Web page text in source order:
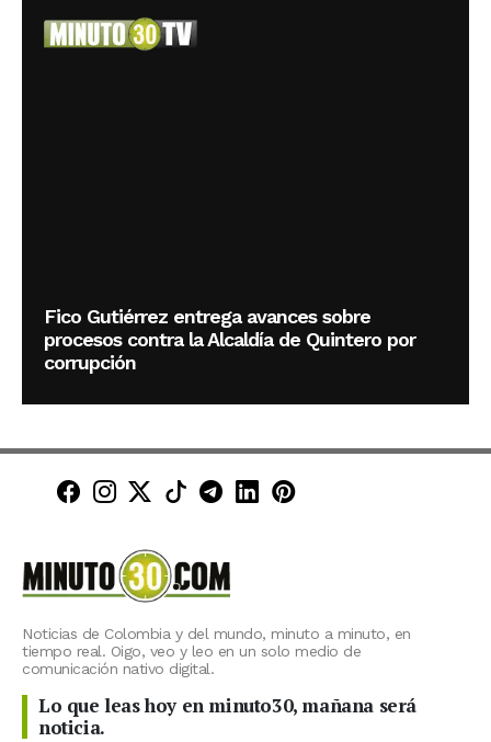
Fico Gutiérrez entrega avances sobre
procesos contra la Alcaldía de Quintero por
corrupción
Minuto30 en Facebook
Minuto30 en Instagram
Minuto30 en X (Twitter)
Minuto30 en TikTok
Canal de Minuto30 en
Minuto30 en LinkedIn
Minuto30 en
Noticias de Colombia y del mundo, minuto a minuto, en
tiempo real. Oigo, veo y leo en un solo medio de
comunicación nativo digital.
Lo que leas hoy en minuto30, mañana será
noticia.